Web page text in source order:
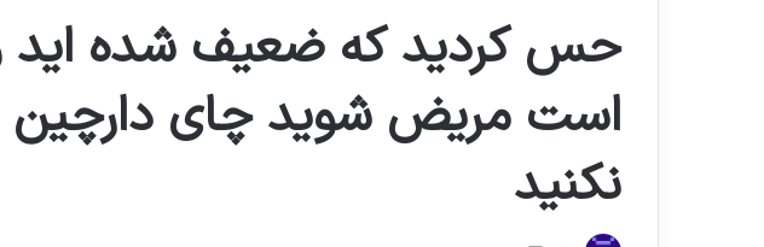
حس کردید که ضعیف شده
است مریض شوید چای دارچین
نکنید